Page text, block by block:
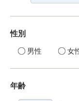
性別
男性 女
年齢